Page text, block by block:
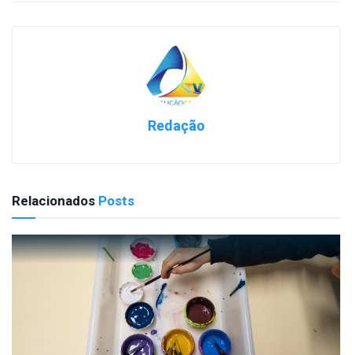
Redação
Relacionados Posts